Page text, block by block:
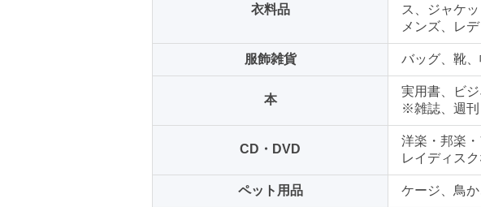
衣料品
ス、ジャケ
メンズ、レ
服飾雑貨 バッグ、靴
本
実用書、ビ
※雑誌、週刊
CD・DVD
洋楽・邦楽
レイディス
ペット用品 ケージ、鳥